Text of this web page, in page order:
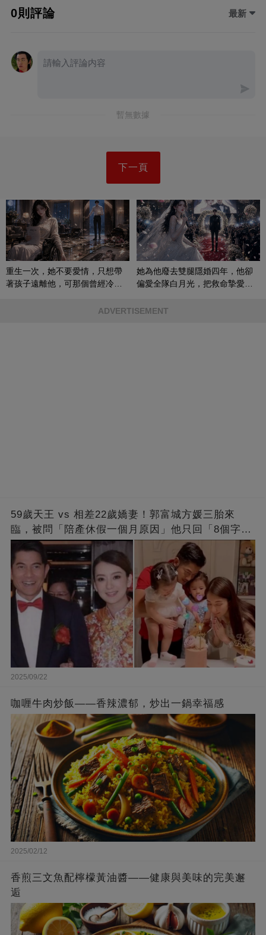
0則評論 最新
暫無數據
下一頁
重生一次，她不要愛情，只想帶
著孩子遠離他，可那個曾經冷漠
她為他廢去雙腿隱婚四年，他卻
偏愛全隊白月光，把救命摯愛當
ADVERTISEMENT
59歲天王 vs 相差22歲嬌妻！郭富城方媛三胎來
臨，被問「陪產休假一個月原因」他只回「8個字」
被贊爆
2025/09/22
咖喱牛肉炒飯——香辣濃郁，炒出一鍋幸福感
2025/02/12
香煎三文魚配檸檬黃油醬——健康與美味的完美邂
逅